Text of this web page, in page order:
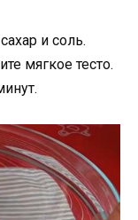
и соль.
мягкое тесто.